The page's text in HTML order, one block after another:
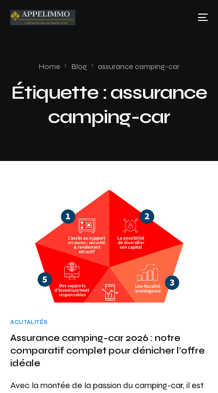
Home Blog assurance camping-car
Étiquette : assurance
camping-car
ACUTALITÉS
Assurance camping-car 2026 : notre
comparatif complet pour dénicher l’offre
idéale
Avec la montée de la passion du camping-car, il est